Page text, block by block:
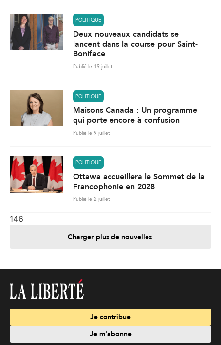
POLITIQUE
Deux nouveaux candidats se
lancent dans la course pour Saint-
Boniface
Publié le 19 juillet
POLITIQUE
Maisons Canada : Un programme
qui porte encore à confusion
Publié le 9 juillet
POLITIQUE
Ottawa accueillera le Sommet de la
Francophonie en 2028
Publié le 2 juillet
146
Charger plus de nouvelles
Je contribue
Je m'abonne